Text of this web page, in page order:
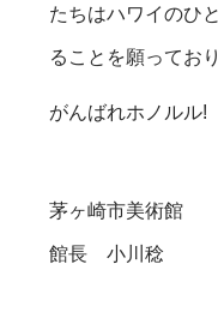
たちはハワイのひ
ることを願ってお
がんばれホノルル
茅ヶ崎市美術館
館長 小川稔